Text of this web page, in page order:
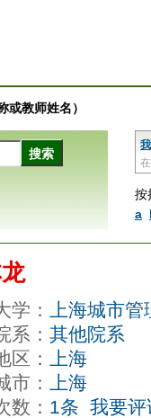
教师姓名）
按
a
学：
上海城市
系： 其他院系
区：
上海
市：
上海
数： 1条 我要评